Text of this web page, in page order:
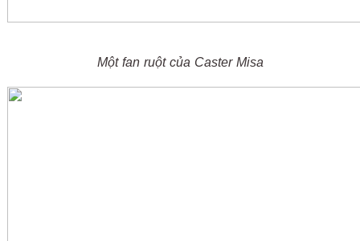
Một fan ruột của Caster Misa